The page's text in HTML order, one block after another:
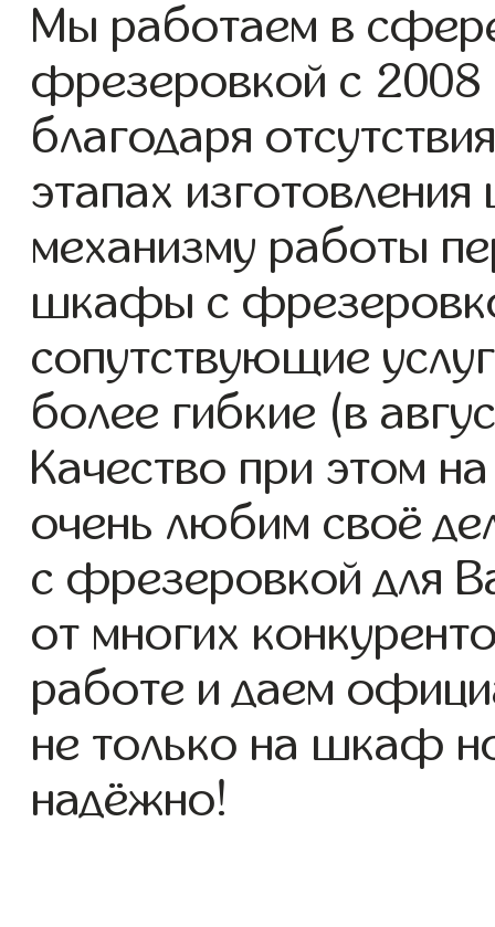
Мы работаем в
фрезеровкой с 2008
благодаря
этапах
механизму работы
шкафы с
сопутствующие
более гибкие (в
Качество при этом
очень любим своё
с фрезеровкой для
от многих
работе и даем
не только на шкаф
надёжно!